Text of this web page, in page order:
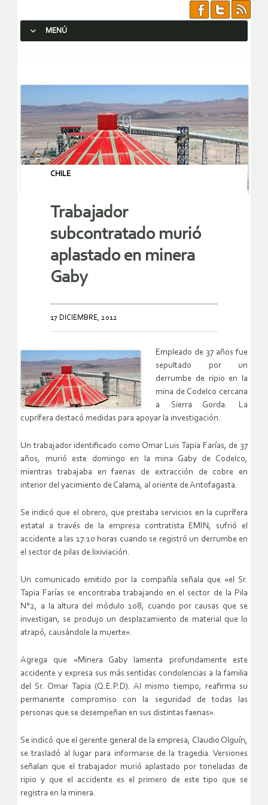
MENÚ
CHILE
Trabajador
subcontratado murió
aplastado en minera
Gaby
17 DICIEMBRE, 2012
Empleado de 37 años fue
sepultado por un
derrumbe de ripio en la
mina de Codelco cercana
a Sierra Gorda. La
cuprífera destacó medidas para apoyar la investigación.
Un trabajador identificado como Omar Luis Tapia Farías, de 37
años, murió este domingo en la mina Gaby de Codelco,
mientras trabajaba en faenas de extracción de cobre en
interior del yacimiento de Calama, al oriente de Antofagasta.
Se indicó que el obrero, que prestaba servicios en la cuprífera
estatal a través de la empresa contratista EMIN, sufrió el
accidente a las 17:10 horas cuando se registró un derrumbe en
el sector de pilas de lixiviación.
Un comunicado emitido por la compañía señala que «el Sr.
Tapia Farías se encontraba trabajando en el sector de la Pila
N°2, a la altura del módulo 108, cuando por causas que se
investigan, se produjo un desplazamiento de material que lo
atrapó, causándole la muerte».
Agrega que «Minera Gaby lamenta profundamente este
accidente y expresa sus más sentidas condolencias a la familia
del Sr. Omar Tapia (Q.E.P.D). Al mismo tiempo, reafirma su
permanente compromiso con la seguridad de todas las
personas que se desempeñan en sus distintas faenas».
Se indicó que el gerente general de la empresa, Claudio Olguín,
se trasladó al lugar para informarse de la tragedia. Versiones
señalan que el trabajador murió aplastado por toneladas de
ripio y que el accidente es el primero de este tipo que se
registra en la minera.